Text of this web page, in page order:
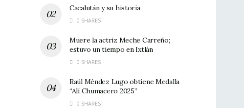
Cacalután y su historia
0 SHARES
Muere la actriz Meche Carreño;
estuvo un tiempo en Ixtlán
0 SHARES
Raúl Méndez Lugo obtiene Medalla
“Alí Chumacero 2025”
0 SHARES